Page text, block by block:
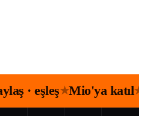
· eşleş★Mio'ya katıl★